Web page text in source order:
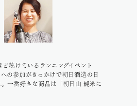
続けているランニングイベント
への参加がきっかけで朝日酒造の日
一番好きな商品は「朝日山 純米に